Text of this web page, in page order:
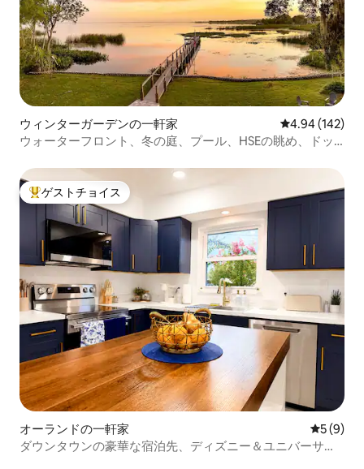
ウィンターガーデンの一軒家 レビュー142
4.94 (142)
ウォーターフロント、冬の庭、プール、HSEの眺め、ドッ
大好評のゲストチョイスです。
ゲストチョイス
オーランドの一軒家 レビュー
5 (9)
ダウンタウンの豪華な宿泊先、ディズニー＆ユニバーサル